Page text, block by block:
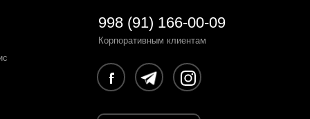
998 (91) 166-00-09
Корпоративным клиентам